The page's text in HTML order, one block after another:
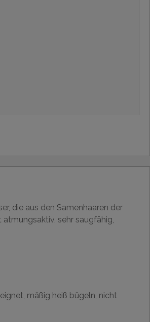
die aus den Samenhaaren der
sehr saugfähig,
mäßig heiß bügeln, nicht